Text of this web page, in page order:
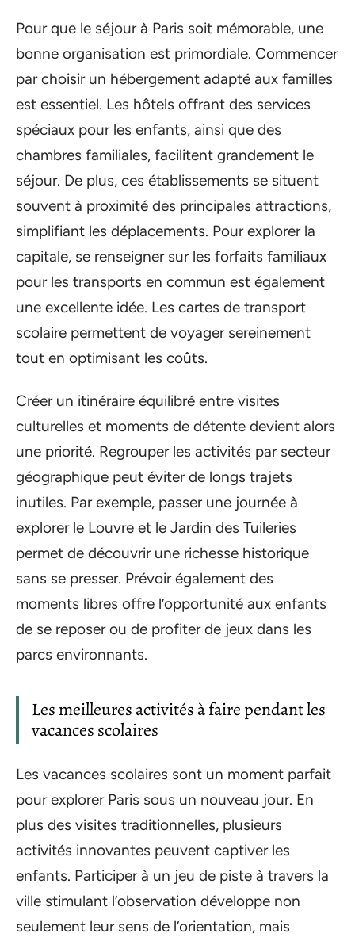
Pour que le séjour à Paris soit mémorable, une
bonne organisation est primordiale. Commencer
par choisir un hébergement adapté aux familles
est essentiel. Les hôtels offrant des services
spéciaux pour les enfants, ainsi que des
chambres familiales, facilitent grandement le
séjour. De plus, ces établissements se situent
souvent à proximité des principales attractions,
simplifiant les déplacements. Pour explorer la
capitale, se renseigner sur les forfaits familiaux
pour les transports en commun est également
une excellente idée. Les cartes de transport
scolaire permettent de voyager sereinement
tout en optimisant les coûts.
Créer un itinéraire équilibré entre visites
culturelles et moments de détente devient alors
une priorité. Regrouper les activités par secteur
géographique peut éviter de longs trajets
inutiles. Par exemple, passer une journée à
explorer le Louvre et le Jardin des Tuileries
permet de découvrir une richesse historique
sans se presser. Prévoir également des
moments libres offre l’opportunité aux enfants
de se reposer ou de profiter de jeux dans les
parcs environnants.
Les meilleures activités à faire pendant les
vacances scolaires
Les vacances scolaires sont un moment parfait
pour explorer Paris sous un nouveau jour. En
plus des visites traditionnelles, plusieurs
activités innovantes peuvent captiver les
enfants. Participer à un jeu de piste à travers la
ville stimulant l’observation développe non
seulement leur sens de l’orientation, mais